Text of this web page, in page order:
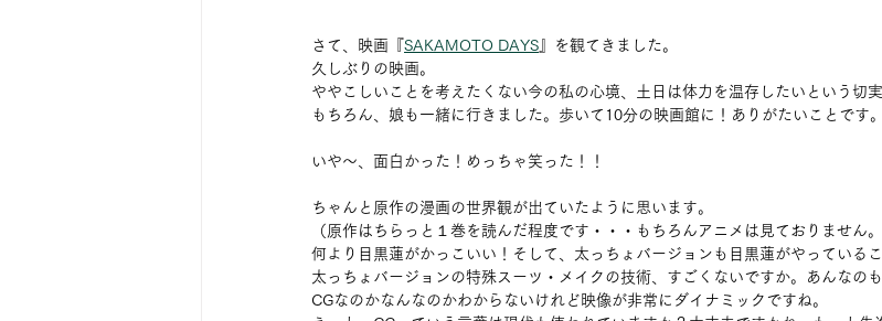
さて、映画『 SAKAMOTO DAYS 』を観てきました。
久しぶりの映画。
ややこしいことを考えたくない今の私の心境、土日は体力を温存したいという切
もちろん、娘も一緒に行きました。歩いて10分の映画館に！ありがたいことです。
いや〜、面白かった！めっちゃ笑った！！
ちゃんと原作の漫画の世界観が出ていたように思います。
（原作はちらっと１巻を読んだ程度です・・・もちろんアニメは見ておりません。
何より目黒蓮がかっこいい！そして、太っちょバージョンも目黒蓮がやっている
太っちょバージョンの特殊スーツ・メイクの技術、すごくないですか。あんなの
CGなのかなんなのかわからないけれど映像が非常にダイナミックですね。